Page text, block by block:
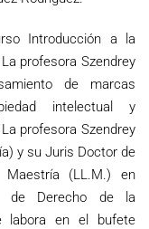
Introducción a la
profesora Szendrey
de marcas
intelectual y
profesora Szendrey
y su Juris Doctor de
(LL.M.) en
de Derecho de la
labora en el bufete